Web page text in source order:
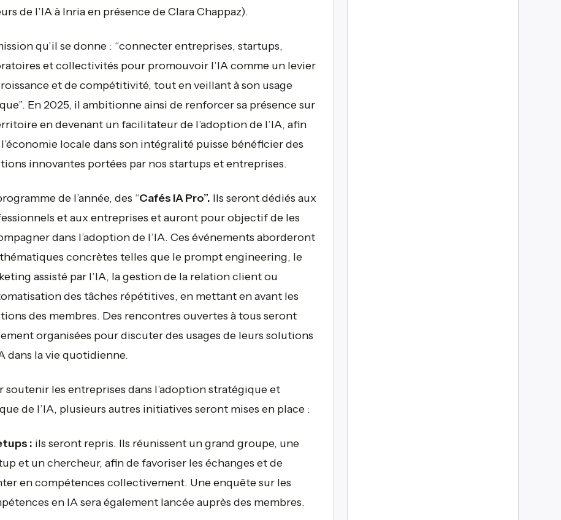
de l’IA à Inria en présence de Clara Chappaz).
qu’il se donne : “connecter entreprises, startups,
et collectivités pour promouvoir l’IA comme un levier
et de compétitivité, tout en veillant à son usage
En 2025, il ambitionne ainsi de renforcer sa présence sur
en devenant un facilitateur de l’adoption de l’IA, afin
locale dans son intégralité puisse bénéficier des
innovantes portées par nos startups et entreprises.
de l’année, des “Cafés IA Pro”. Ils seront dédiés aux
et aux entreprises et auront pour objectif de les
dans l’adoption de l’IA. Ces événements aborderont
concrètes telles que le prompt engineering, le
assisté par l’IA, la gestion de la relation client ou
des tâches répétitives, en mettant en avant les
des membres. Des rencontres ouvertes à tous seront
organisées pour discuter des usages de leurs solutions
dans la vie quotidienne.
soutenir les entreprises dans l’adoption stratégique et
de l’IA, plusieurs autres initiatives seront mises en place :
: ils seront repris. Ils réunissent un grand groupe, une
et un chercheur, afin de favoriser les échanges et de
en compétences collectivement. Une enquête sur les
en IA sera également lancée auprès des membres.